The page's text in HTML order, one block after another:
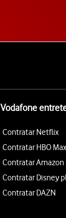
Vodafone
Contratar Netflix
Contratar HBO Max
Contratar Amazon
Contratar Disney
Contratar DAZN